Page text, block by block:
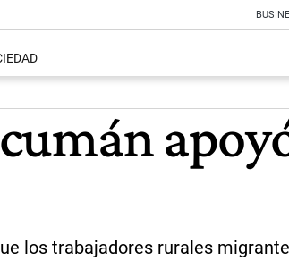
los trabajadores rurales